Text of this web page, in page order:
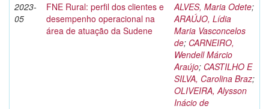
2023-
05
FNE Rural: perfil dos clientes e
desempenho operacional na
área de atuação da Sudene
ALVES, Maria Odete;
ARAÚJO, Lídia
Maria Vasconcelos
de; CARNEIRO,
Wendell Márcio
Araújo; CASTILHO E
SILVA, Carolina Braz;
OLIVEIRA, Alysson
Inácio de